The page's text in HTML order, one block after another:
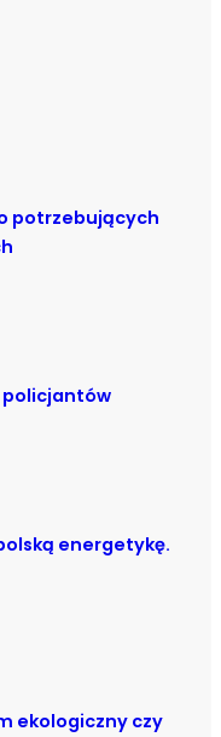
potrzebujących
policjantów
energetykę.
ekologiczny czy